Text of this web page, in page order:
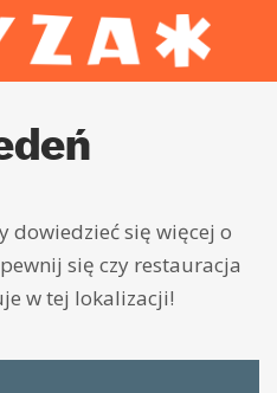
dowiedzieć się więcej o
się czy restauracja
w tej lokalizacji!